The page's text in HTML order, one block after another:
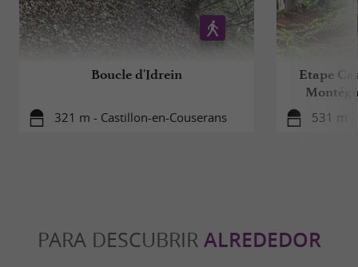
Boucle d'Idrein
321 m - Castillon-en-Couserans
Etape
531 m -
PARA DESCUBRIR ALREDEDOR